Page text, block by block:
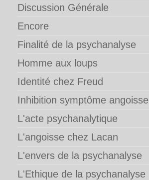
Discussion Générale
Encore
Finalité de la psychanalyse
Homme aux loups
Identité chez Freud
Inhibition symptôme angoisse
L'acte psychanalytique
L'angoisse chez Lacan
L'envers de la psychanalyse
L'Ethique de la psychanalyse